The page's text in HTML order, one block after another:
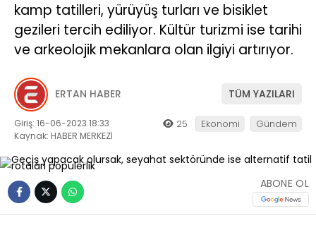
kamp tatilleri, yürüyüş turları ve bisiklet
gezileri tercih ediliyor. Kültür turizmi ise tarihi
ve arkeolojik mekanlara olan ilgiyi artırıyor.
ERTAN HABER TÜM YAZILARI
Giriş: 16-06-2023 18:33
Kaynak: HABER MERKEZİ
25 Ekonomi Gündem
ABONE OL